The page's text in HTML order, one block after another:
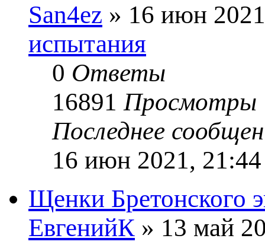
San4ez » 16 июн
испытания
0 Ответы
16891 Просмотры
Последнее
16 июн 2021, 21:44
Щенки Бретонского
ЕвгенийК » 13 май